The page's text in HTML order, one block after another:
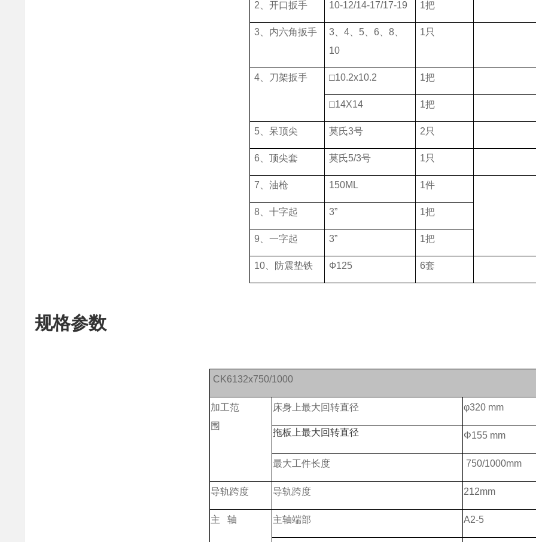
2、开口扳手 10-12/14-17/17-19 1把
3、内六角扳手
3、4、5、6、8、
10
1只
4、刀架扳手 □10.2x10.2 1把
□14X14 1把
5、呆顶尖 莫氏3号 2只
6、顶尖套 莫氏5/3号 1只
7、油枪 150ML 1件
8、十字起 3” 1把
9、一字起 3” 1把
10、防震垫铁 Ф125 6套
规格参数
CK6132x750/1000
加工范
围
床身上最大回转直径 φ320 mm
拖板上最大回转直径 Φ155 mm
最大工件长度 750/1000mm
导轨跨度 导轨跨度 212mm
主 轴 主轴端部 A2-5